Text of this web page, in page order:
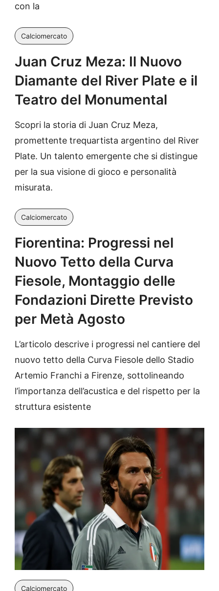
con la
Calciomercato
Juan Cruz Meza: Il Nuovo
Diamante del River Plate e il
Teatro del Monumental
Scopri la storia di Juan Cruz Meza,
promettente trequartista argentino del River
Plate. Un talento emergente che si distingue
per la sua visione di gioco e personalità
misurata.
Calciomercato
Fiorentina: Progressi nel
Nuovo Tetto della Curva
Fiesole, Montaggio delle
Fondazioni Dirette Previsto
per Metà Agosto
L’articolo descrive i progressi nel cantiere del
nuovo tetto della Curva Fiesole dello Stadio
Artemio Franchi a Firenze, sottolineando
l’importanza dell’acustica e del rispetto per la
struttura esistente
Calciomercato